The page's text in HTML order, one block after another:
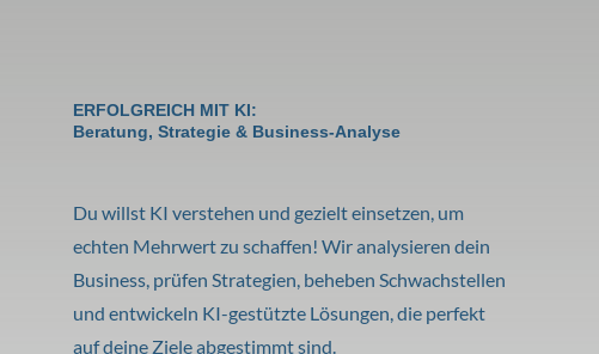
ERFOLGREICH MIT KI:
Beratung, Strategie & Business-Analyse
Du willst KI verstehen und gezielt einsetzen, um
echten Mehrwert zu schaffen! Wir analysieren dein
Business, prüfen Strategien, beheben Schwachstellen
und entwickeln KI-gestützte Lösungen, die perfekt
auf deine Ziele abgestimmt sind.